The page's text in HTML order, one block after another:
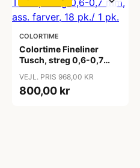
COLORTIME
Colortime Fineliner
Tusch, streg 0,6-0,7
pk.
VEJL. PRIS 968,00 KR
800,00 kr